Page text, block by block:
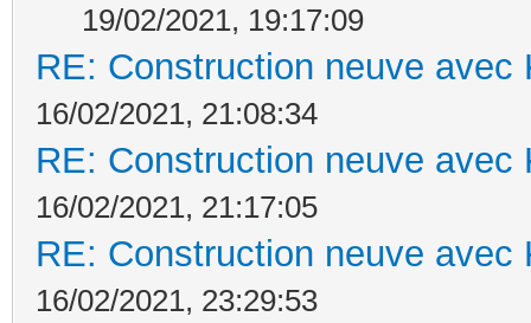
19/02/2021, 19:17:09
RE: Construction neuve avec
16/02/2021, 21:08:34
RE: Construction neuve avec
16/02/2021, 21:17:05
RE: Construction neuve avec
16/02/2021, 23:29:53